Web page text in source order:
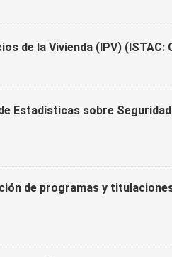
de la Vivienda (IPV) (ISTAC:
Estadísticas sobre
de programas y